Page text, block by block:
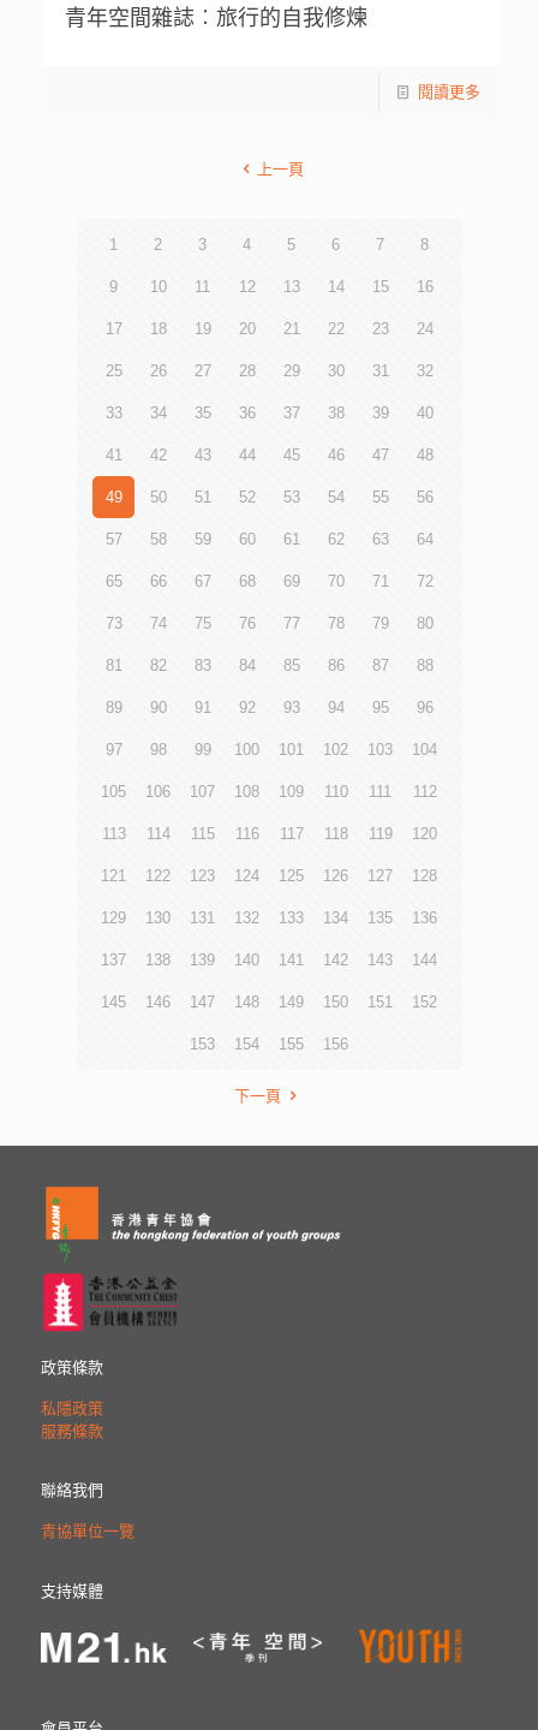
青年空間雜誌︰旅行的自我修煉
閱讀更多
上一頁
1 2 3 4 5 6 7 8
9 10 11 12 13 14 15 16
17 18 19 20 21 22 23 24
25 26 27 28 29 30 31 32
33 34 35 36 37 38 39 40
41 42 43 44 45 46 47 48
49 50 51 52 53 54 55 56
57 58 59 60 61 62 63 64
65 66 67 68 69 70 71 72
73 74 75 76 77 78 79 80
81 82 83 84 85 86 87 88
89 90 91 92 93 94 95 96
97 98 99 100 101 102 103 104
105 106 107 108 109 110 111 112
113 114 115 116 117 118 119 120
121 122 123 124 125 126 127 128
129 130 131 132 133 134 135 136
137 138 139 140 141 142 143 144
145 146 147 148 149 150 151 152
153 154 155 156
下一頁
政策條款
私隱政策
服務條款
聯絡我們
青協單位一覽
支持媒體